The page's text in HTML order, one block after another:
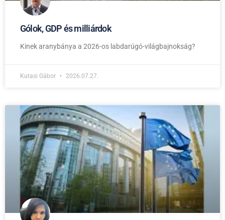
Gólok, GDP és milliárdok
Kinek aranybánya a 2026-os labdarúgó-világbajnokság?
Kutasi Gábor 2026.07.27.